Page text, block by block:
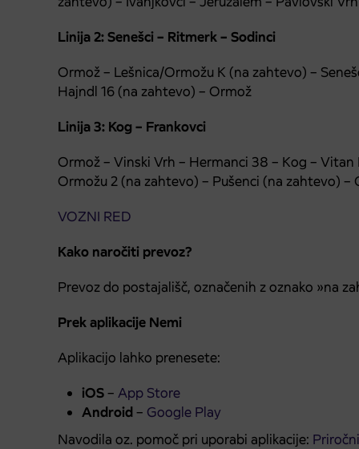
Linija 2: Senešci – Ritmerk – Sodinci
Ormož – Lešnica/Ormožu K (na zahtevo) –
Hajndl 16 (na zahtevo) – Ormož
Linija 3: Kog – Frankovci
Ormož – Vinski Vrh – Hermanci 38 – Kog – Vitan
Ormožu 2 (na zahtevo) – Pušenci (na zahtevo) –
VOZNI RED
Kako naročiti prevoz?
Prevoz do postajališč, označenih z oznako »na
Prek aplikacije Nemi
Aplikacijo lahko prenesete:
iOS– App Store
Android– Google Play
Navodila oz. pomoč pri uporabi aplikacije: